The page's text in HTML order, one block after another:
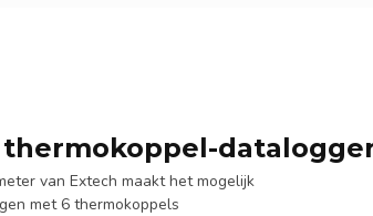
thermokoppel-
van Extech maakt het mogelijk
met 6 thermokoppels